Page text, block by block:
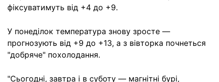
фіксуватимуть від +4 до +9.
У понеділок температура знову зросте —
прогнозують від +9 до +13, а з вівторка почнеться
"добряче" похолодання.
"Сьогодні, завтра і в суботу — магнітні бурі,